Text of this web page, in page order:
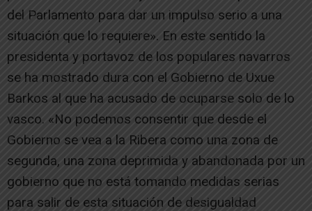
del Parlamento para dar un impulso serio a una
situación que lo requiere». En este sentido la
presidenta y portavoz de los populares navarros
se ha mostrado dura con el Gobierno de Uxue
Barkos al que ha acusado de ocuparse solo de lo
vasco. «No podemos consentir que desde el
Gobierno se vea a la Ribera como una zona de
segunda, una zona deprimida y abandonada por un
gobierno que no está tomando medidas serias
para salir de esta situación de desigualdad